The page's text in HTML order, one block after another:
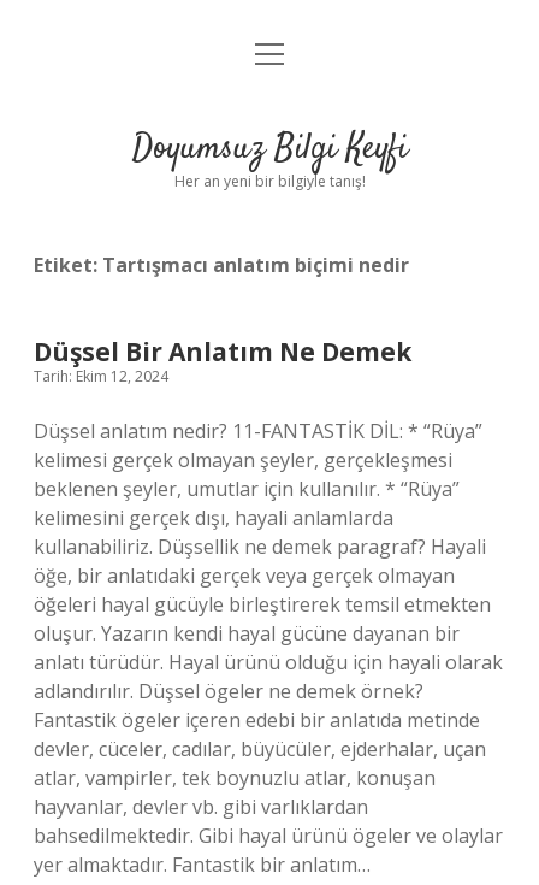
Anasayfa
Yasal Uyarı
menüyü
Doyumsuz Bilgi Keyfi
Her an yeni bir bilgiyle tanış!
Etiket: Tartışmacı anlatım biçimi nedir
Düşsel Bir Anlatım Ne Demek
Tarih: Ekim 12, 2024
Düşsel anlatım nedir? 11-FANTASTİK DİL: * “Rüya”
kelimesi gerçek olmayan şeyler, gerçekleşmesi
beklenen şeyler, umutlar için kullanılır. * “Rüya”
kelimesini gerçek dışı, hayali anlamlarda
kullanabiliriz. Düşsellik ne demek paragraf? Hayali
öğe, bir anlatıdaki gerçek veya gerçek olmayan
öğeleri hayal gücüyle birleştirerek temsil etmekten
oluşur. Yazarın kendi hayal gücüne dayanan bir
anlatı türüdür. Hayal ürünü olduğu için hayali olarak
adlandırılır. Düşsel ögeler ne demek örnek?
Fantastik ögeler içeren edebi bir anlatıda metinde
devler, cüceler, cadılar, büyücüler, ejderhalar, uçan
atlar, vampirler, tek boynuzlu atlar, konuşan
hayvanlar, devler vb. gibi varlıklardan
bahsedilmektedir. Gibi hayal ürünü ögeler ve olaylar
yer almaktadır. Fantastik bir anlatım…